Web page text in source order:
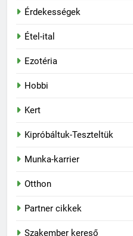
Érdekességek
Étel-ital
Ezotéria
Hobbi
Kert
Kipróbáltuk-Teszteltük
Munka-karrier
Otthon
Partner cikkek
Szakember kereső